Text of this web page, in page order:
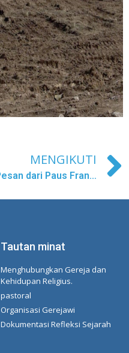
MENGIKUTI
Pesan dari Paus Fransiskus – Sidang Umum CONFER XXV
Tautan minat
Menghubungkan Gereja dan
Kehidupan Religius.
pastoral
Organisasi Gerejawi
Dokumentasi Refleksi Sejarah